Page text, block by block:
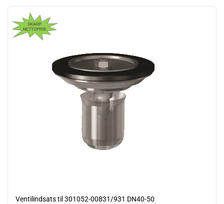
Ventilindsats til 301052-00831/931 DN40-50